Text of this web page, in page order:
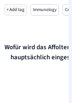
+ Add tag Immunology
Wofür wird das Affolter
hauptsächlich